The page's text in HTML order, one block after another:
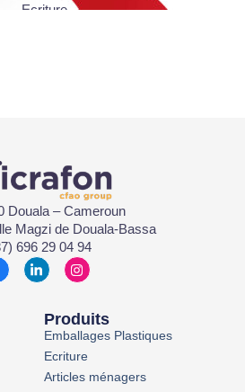
Ecriture
Douala – Cameroun
Magzi de Douala-Bassa
696 29 04 94
Produits
Emballages Plastiques
Ecriture
Articles ménagers